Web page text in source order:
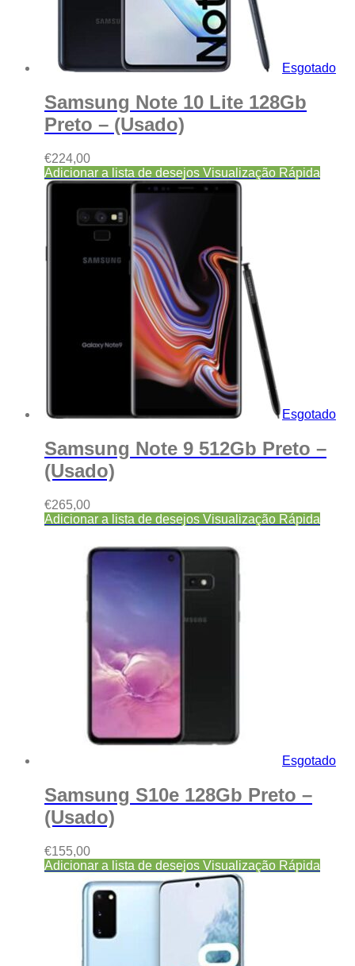
Esgotado
Samsung Note 10 Lite 128Gb
Preto – (Usado)
€224,00
Adicionar a lista de desejos Visualização Rápida
Esgotado
Samsung Note 9 512Gb Preto –
(Usado)
€265,00
Adicionar a lista de desejos Visualização Rápida
Esgotado
Samsung S10e 128Gb Preto –
(Usado)
€155,00
Adicionar a lista de desejos Visualização Rápida